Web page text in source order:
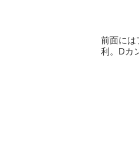
前面には
利。Dカ